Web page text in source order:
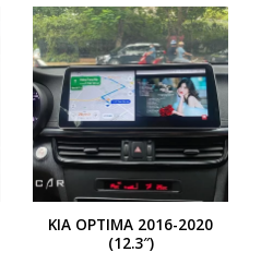
KIA OPTIMA 2016-2020
(12.3″)